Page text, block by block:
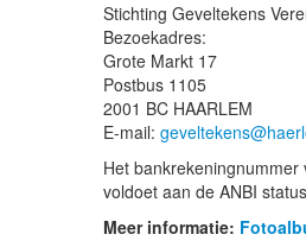
Stichting Geveltekens
Bezoekadres:
Grote Markt 17
Postbus 1105
2001 BC HAARLEM
E-mail:
Het
voldoet aan de ANBI
Meer informatie: